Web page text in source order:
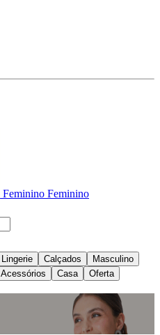
Feminino Feminino
Lingerie Calçados
Masculino
Acessórios Casa Oferta